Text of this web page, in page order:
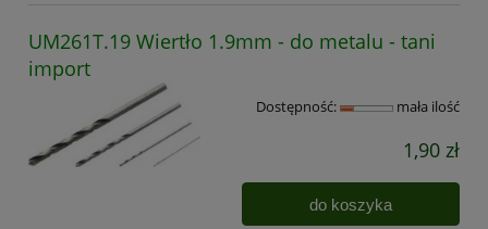
UM261T.19 Wiertło 1.9mm - do metalu - tani
import
Dostępność: mała ilość
1,90 zł
do koszyka